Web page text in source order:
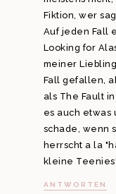
Fiktion, wer
Auf jeden Fall
Looking for
meiner
Fall gefallen,
als The Fault
es auch etwas
schade, wenn
herrscht a la
kleine
ANTWORTEN